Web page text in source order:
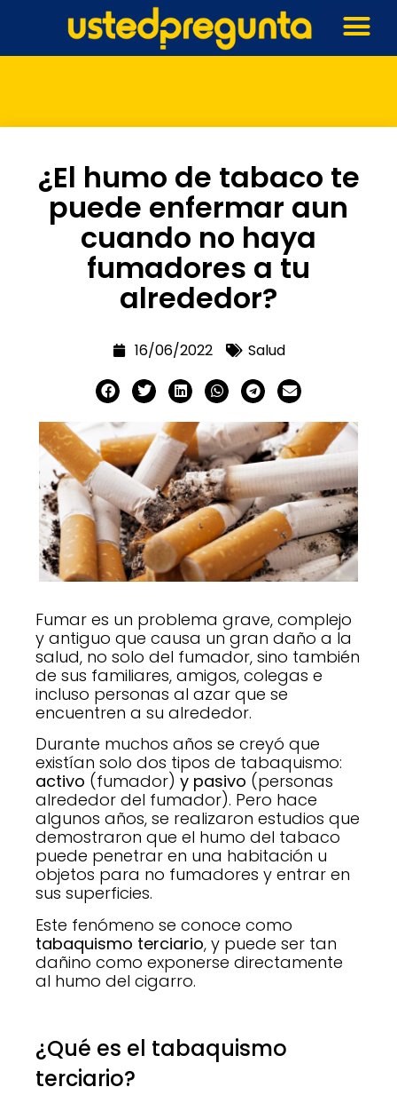
¿El humo de tabaco te
puede enfermar aun
cuando no haya
fumadores a tu
alrededor?
16/06/2022 Salud
Fumar es un problema grave, complejo
y antiguo que causa un gran daño a la
salud, no solo del fumador, sino también
de sus familiares, amigos, colegas e
incluso personas al azar que se
encuentren a su alrededor.
Durante muchos años se creyó que
existían solo dos tipos de tabaquismo:
activo (fumador) y pasivo (personas
alrededor del fumador). Pero hace
algunos años, se realizaron estudios que
demostraron que el humo del tabaco
puede penetrar en una habitación u
objetos para no fumadores y entrar en
sus superficies.
Este fenómeno se conoce como
tabaquismo terciario, y puede ser tan
dañino como exponerse directamente
al humo del cigarro.
¿Qué es el tabaquismo
terciario?